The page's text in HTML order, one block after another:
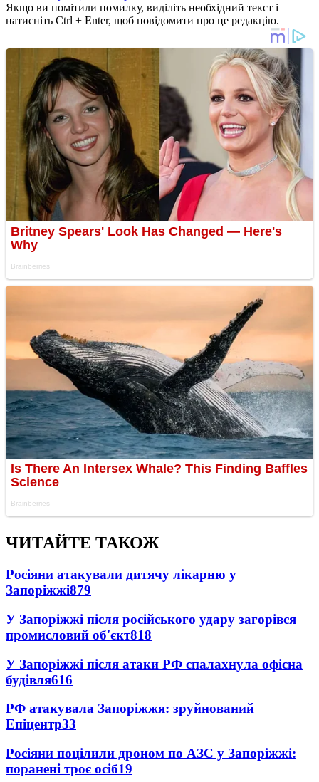
Якщо ви помітили помилку, виділіть необхідний текст і
натисніть Ctrl + Enter, щоб повідомити про це редакцію.
ЧИТАЙТЕ ТАКОЖ
Росіяни атакували дитячу лікарню у
Запоріжжі879
У Запоріжжі після російського удару загорівся
промисловий об'єкт818
У Запоріжжі після атаки РФ спалахнула офісна
будівля616
РФ атакувала Запоріжжя: зруйнований
Епіцентр33
Росіяни поцілили дроном по АЗС у Запоріжжі:
поранені троє осіб19